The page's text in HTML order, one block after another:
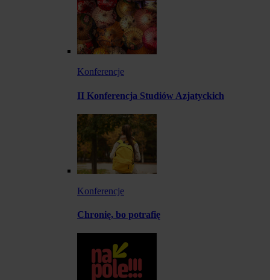
Konferencje
II Konferencja Studiów Azjatyckich
Konferencje
Chronię, bo potrafię